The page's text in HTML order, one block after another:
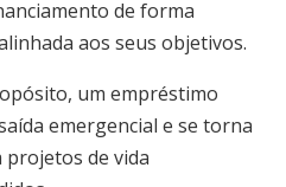
de forma
aos seus objetivos.
um empréstimo
emergencial e se torna
de vida